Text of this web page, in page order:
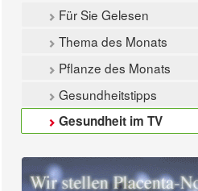
Für Sie Gelesen
Thema des Monats
Pflanze des Monats
Gesundheitstipps
Gesundheit im TV